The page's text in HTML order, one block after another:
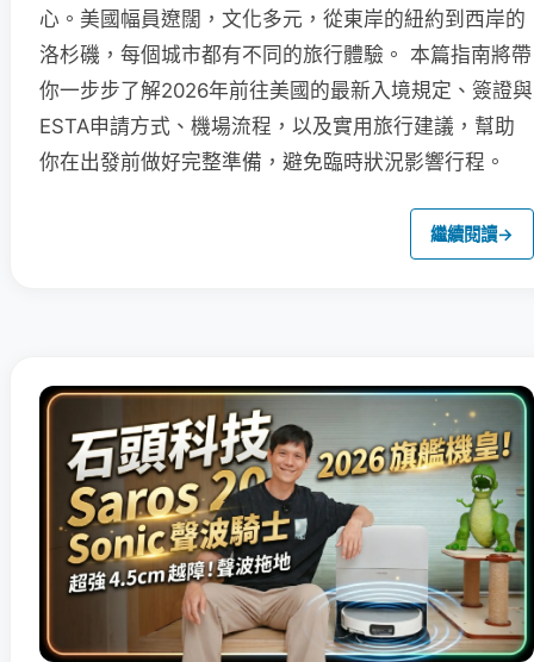
心。美國幅員遼闊，文化多元，從東岸的紐約到西岸的
洛杉磯，每個城市都有不同的旅行體驗。 本篇指南將帶
你一步步了解2026年前往美國的最新入境規定、簽證與
ESTA申請方式、機場流程，以及實用旅行建議，幫助
你在出發前做好完整準備，避免臨時狀況影響行程。
繼續閱讀→